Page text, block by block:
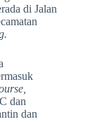
di Jalan
dan
dan